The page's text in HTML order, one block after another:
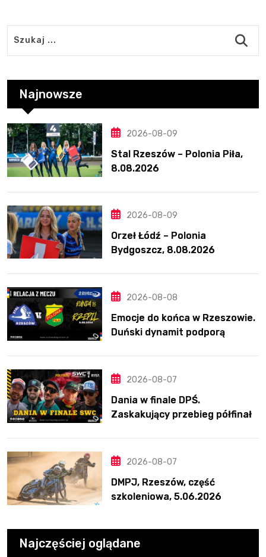
Najnowsze
2026-08-09
Stal Rzeszów – Polonia Piła,
8.08.2026
2026-08-09
Orzeł Łódź – Polonia
Bydgoszcz, 8.08.2026
2026-08-08
Emocje do końca w Rzeszowie.
Duński dynamit podporą
2026-08-07
Dania w finale DPŚ.
Zaskakujący przebieg półfinału
2026-08-07
DMPJ, Rzeszów, część
szkoleniowa, 5.06.2026
Najczęściej oglądane